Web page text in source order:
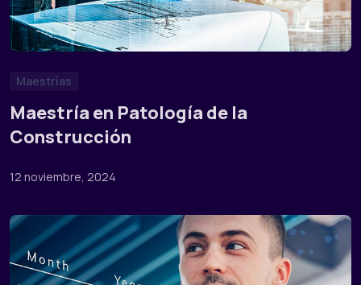
Maestrías
Maestría en Patología de la
Construcción
12 noviembre, 2024